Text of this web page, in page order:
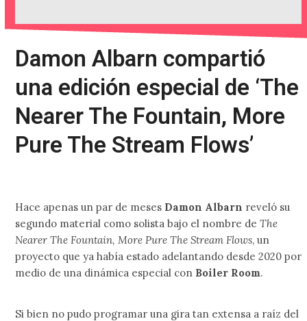
Damon Albarn compartió
una edición especial de ‘The
Nearer The Fountain, More
Pure The Stream Flows’
Hace apenas un par de meses Damon Albarn reveló su
segundo material como solista bajo el nombre deThe
Nearer The Fountain, More Pure The Stream Flows, un
proyecto que ya había estado adelantando desde 2020 por
medio de una dinámica especial con Boiler Room.
Si bien no pudo programar una gira tan extensa a raíz del